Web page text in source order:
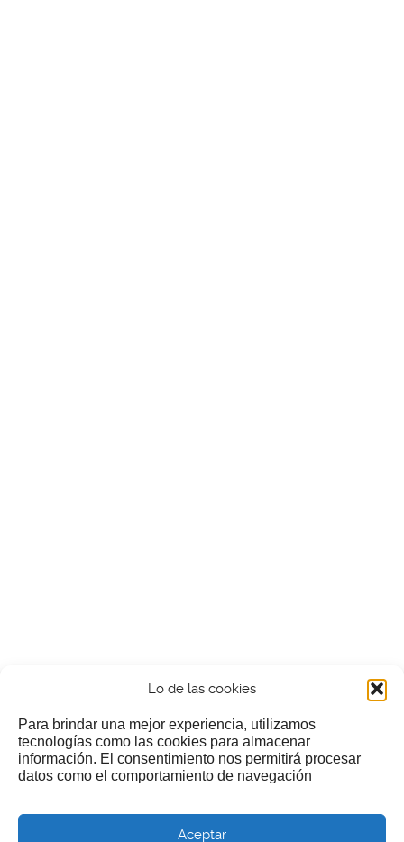
Lo de las cookies
Para brindar una mejor experiencia, utilizamos
tecnologías como las cookies para almacenar
información. El consentimiento nos permitirá procesar
datos como el comportamiento de navegación
Aceptar
¿Nos invitas a un cafecillo?
Si te gusta nuestra web puedes echar limosna a estos